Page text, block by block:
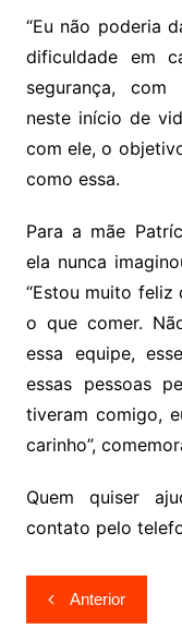
“Eu não poderia
dificuldade em
segurança,
neste início de
com ele, o
como essa.
Para a mãe
ela nunca
“Estou muito feliz
o que comer.
essa equipe,
essas pessoas
tiveram comigo,
carinho”,
Quem quiser
contato pelo
Navegação
de
Anterior